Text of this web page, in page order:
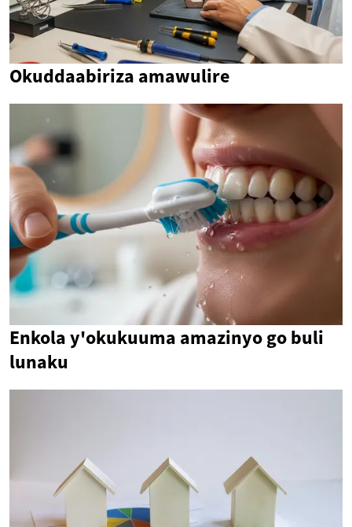
Okuddaabiriza amawulire
Enkola y'okukuuma amazinyo go buli
lunaku